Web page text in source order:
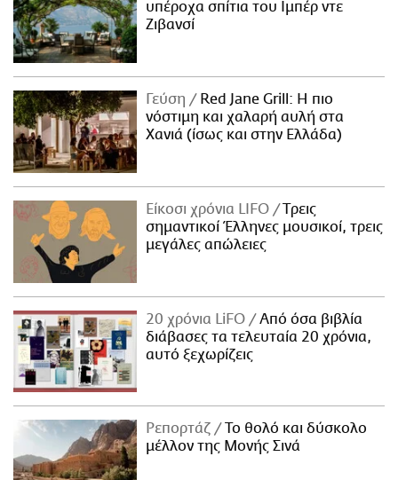
υπέροχα σπίτια του Ιμπέρ ντε
Ζιβανσί
Γεύση
Red Jane Grill: Η πιο
νόστιμη και χαλαρή αυλή στα
Χανιά (ίσως και στην Ελλάδα)
Είκοσι χρόνια LIFO
Tρεις
σημαντικοί Έλληνες μουσικοί, τρεις
μεγάλες απώλειες
20 χρόνια LiFO
Από όσα βιβλία
διάβασες τα τελευταία 20 χρόνια,
αυτό ξεχωρίζεις
Ρεπορτάζ
Το θολό και δύσκολο
μέλλον της Μονής Σινά